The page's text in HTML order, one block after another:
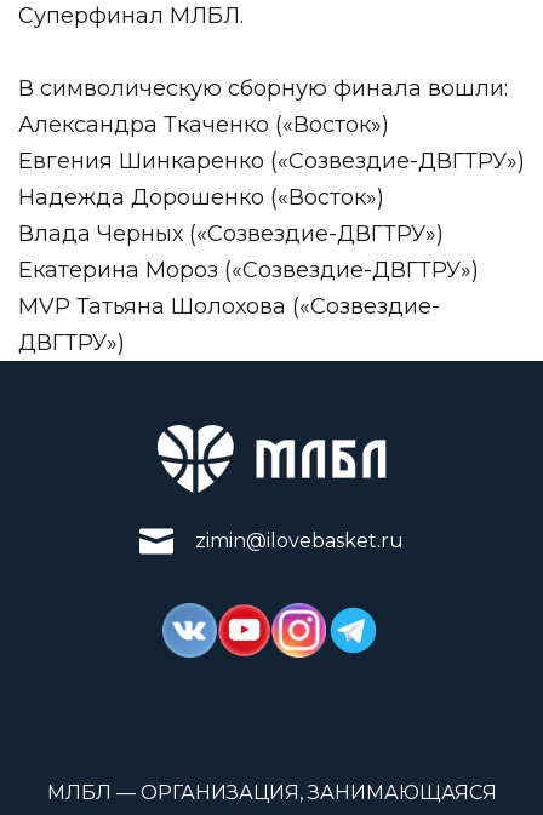
Суперфинал МЛБЛ.
В символическую сборную финала вошли:
Александра Ткаченко («Восток»)
Евгения Шинкаренко («Созвездие-ДВГТРУ»)
Надежда Дорошенко («Восток»)
Влада Черных («Созвездие-ДВГТРУ»)
Екатерина Мороз («Созвездие-ДВГТРУ»)
MVP Татьяна Шолохова («Созвездие-
ДВГТРУ»)
zimin@ilovebasket.ru
МЛБЛ — ОРГАНИЗАЦИЯ, ЗАНИМАЮЩАЯСЯ